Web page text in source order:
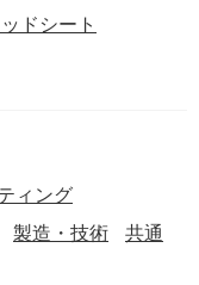
ドシート
ィング
製造・技術
共通